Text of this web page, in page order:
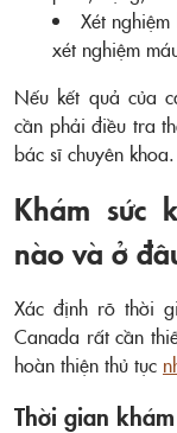
Xét
xét nghiệm
Nếu kết quả của
cần phải điều tra
bác sĩ chuyên khoa.
Khám sức
nào và ở
Xác định rõ thời
Canada rất cần
hoàn thiện thủ tục
Thời gian